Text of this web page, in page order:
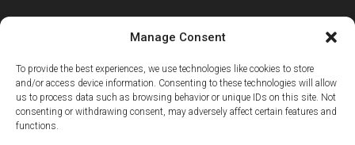
Manage Consent
To provide the best experiences, we use technologies like cookies to store
and/or access device information. Consenting to these technologies will allow
us to process data such as browsing behavior or unique IDs on this site. Not
consenting or withdrawing consent, may adversely affect certain features and
functions.